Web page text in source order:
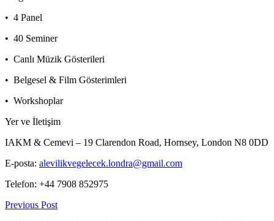
• 4 Panel
• 40 Seminer
• Canlı Müzik Gösterileri
• Belgesel & Film Gösterimleri
• Workshoplar
Yer ve İletişim
IAKM & Cemevi – 19 Clarendon Road, Hornsey, London N8 0DD
E-posta: alevilikvegelecek.londra@gmail.com
Telefon: +44 7908 852975
Previous Post